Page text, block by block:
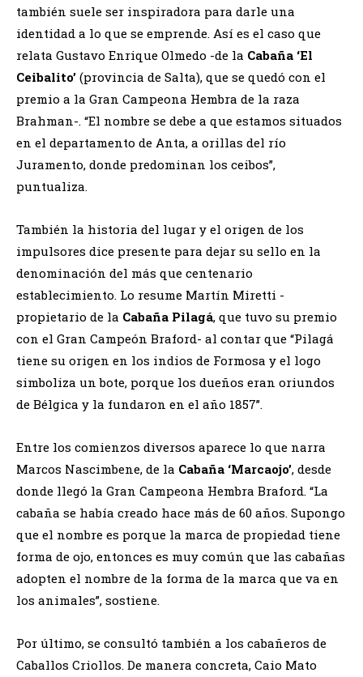
también suele ser inspiradora para darle una
identidad a lo que se emprende. Así es el caso que
relata Gustavo Enrique Olmedo -de la Cabaña ‘El
Ceibalito’ (provincia de Salta), que se quedó con el
premio a la Gran Campeona Hembra de la raza
Brahman-. “El nombre se debe a que estamos situados
en el departamento de Anta, a orillas del río
Juramento, donde predominan los ceibos”,
puntualiza.
También la historia del lugar y el origen de los
impulsores dice presente para dejar su sello en la
denominación del más que centenario
establecimiento. Lo resume Martín Miretti -
propietario de la Cabaña Pilagá, que tuvo su premio
con el Gran Campeón Braford- al contar que “Pilagá
tiene su origen en los indios de Formosa y el logo
simboliza un bote, porque los dueños eran oriundos
de Bélgica y la fundaron en el año 1857”.
Entre los comienzos diversos aparece lo que narra
Marcos Nascimbene, de la Cabaña ‘Marcaojo’, desde
donde llegó la Gran Campeona Hembra Braford. “La
cabaña se había creado hace más de 60 años. Supongo
que el nombre es porque la marca de propiedad tiene
forma de ojo, entonces es muy común que las cabañas
adopten el nombre de la forma de la marca que va en
los animales”, sostiene.
Por último, se consultó también a los cabañeros de
Caballos Criollos. De manera concreta, Caio Mato